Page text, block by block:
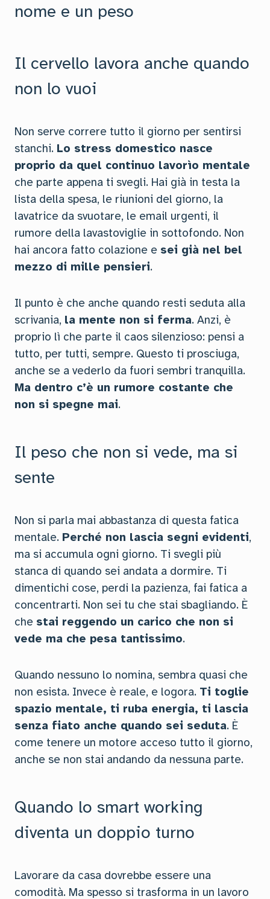
nome e un peso
Il cervello lavora anche quando
non lo vuoi
Non serve correre tutto il giorno per sentirsi
stanchi. Lo stress domestico nasce
proprio da quel continuo lavorìo mentale
che parte appena ti svegli. Hai già in testa la
lista della spesa, le riunioni del giorno, la
lavatrice da svuotare, le email urgenti, il
rumore della lavastoviglie in sottofondo. Non
hai ancora fatto colazione e sei già nel bel
mezzo di mille pensieri.
Il punto è che anche quando resti seduta alla
scrivania, la mente non si ferma. Anzi, è
proprio lì che parte il caos silenzioso: pensi a
tutto, per tutti, sempre. Questo ti prosciuga,
anche se a vederlo da fuori sembri tranquilla.
Ma dentro c’è un rumore costante che
non si spegne mai.
Il peso che non si vede, ma si
sente
Non si parla mai abbastanza di questa fatica
mentale. Perché non lascia segni evidenti,
ma si accumula ogni giorno. Ti svegli più
stanca di quando sei andata a dormire. Ti
dimentichi cose, perdi la pazienza, fai fatica a
concentrarti. Non sei tu che stai sbagliando. È
che stai reggendo un carico che non si
vede ma che pesa tantissimo.
Quando nessuno lo nomina, sembra quasi che
non esista. Invece è reale, e logora. Ti toglie
spazio mentale, ti ruba energia, ti lascia
senza fiato anche quando sei seduta. È
come tenere un motore acceso tutto il giorno,
anche se non stai andando da nessuna parte.
Quando lo smart working
diventa un doppio turno
Lavorare da casa dovrebbe essere una
comodità. Ma spesso si trasforma in un lavoro